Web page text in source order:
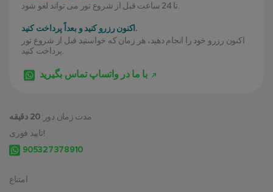
امتناع
تا 24 ساعت قبل از شروع تور می تواند لغو شود.
اکنون رزرو کنید و بعداً پرداخت کنید.
اکنون رزرو خود را انجام دهید، هر زمان که خواستید قبل از شروع تور
پرداخت کنید.
با ما در واتساپ تماس بگیرید
مدت زمان دور:20 دقیقه
تایید فوری!
905327378910